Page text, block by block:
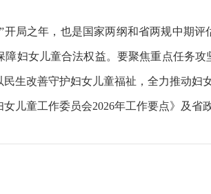
局之年，也是国家两纲和省两规中期评
妇女儿童合法权益。要聚焦重点任务
生改善守护妇女儿童福祉，全力推动妇
童工作委员会2026年工作要点》及省